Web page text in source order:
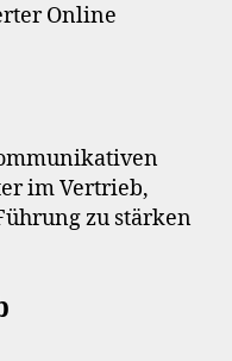
Online
im Vertrieb,
zu stärken